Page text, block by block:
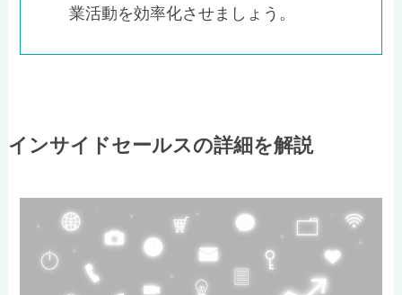
業活動を効率化させましょう。
インサイドセールスの詳細を解説